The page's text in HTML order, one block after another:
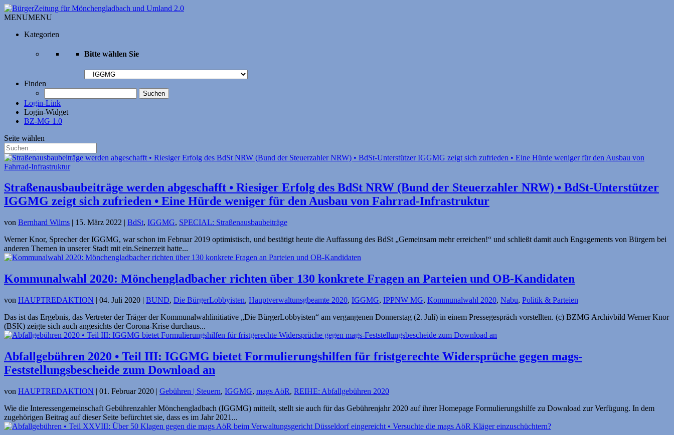
MENUMENU
Kategorien
Bitte wählen Sie
Bitte
Sie
Finden
nach:
Login-Link
Login-Widget
BZ-MG 1.0
Seite wählen
Straßenausbaubeiträge werden abgeschafft • Riesiger Erfolg des BdSt NRW (Bund der Steuerzahler NRW) • BdSt-Unterstützer
IGGMG zeigt sich zufrieden • Eine Hürde weniger für den Ausbau von Fahrrad-Infrastruktur
von Bernhard Wilms | 15. März 2022 | BdSt, IGGMG, SPECIAL: Straßenausbaubeiträge
Werner Knor, Sprecher der IGGMG, war schon im Februar 2019 optimistisch, und bestätigt heute die Auffassung des BdSt „Gemeinsam mehr erreichen!“ und schließt damit auch Engagements von Bürgern bei
anderen Themen in unserer Stadt mit ein.Seinerzeit hatte...
Kommunalwahl 2020: Mönchenglad­bacher richten über 130 konkrete Fragen an Parteien und OB-Kandidaten
von HAUPTREDAKTION | 04. Juli 2020 | BUND, Die BürgerLobbyisten, Hauptverwaltunsgbeamte 2020, IGGMG, IPPNW MG, Kommunalwahl 2020, Nabu, Politik & Parteien
Das ist das Ergebnis, das Vertreter der Träger der Kommunalwahlinitiative „Die BürgerLobbyisten“ am vergangenen Donnerstag (2. Juli) in einem Pressegespräch vorstellten. (c) BZMG Archivbild Werner Knor
(BSK) zeigte sich auch angesichts der Corona-Krise durchaus...
Abfallgebühren 2020 • Teil III: IGGMG bietet Formulierungs­hilfen für fristgerechte Widersprüche gegen mags-
Feststellungsbescheide zum Download an
von HAUPTREDAKTION | 01. Februar 2020 | Gebühren | Steuern, IGGMG, mags AöR, REIHE: Abfallgebühren 2020
Wie die Interessengemeinschaft Gebührenzahler Mönchengladbach (IGGMG) mitteilt, stellt sie auch für das Gebührenjahr 2020 auf ihrer Homepage Formulierungshilfe zu Download zur Verfügung. In dem
zugehörigen Beitrag auf dieser Seite befürchtet sie, dass es im Jahr 2021...